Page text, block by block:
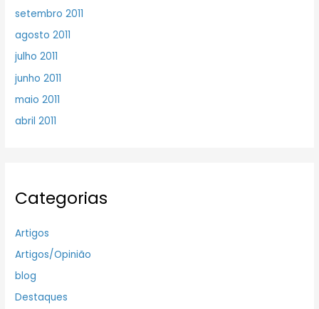
setembro 2011
agosto 2011
julho 2011
junho 2011
maio 2011
abril 2011
Categorias
Artigos
Artigos/Opinião
blog
Destaques